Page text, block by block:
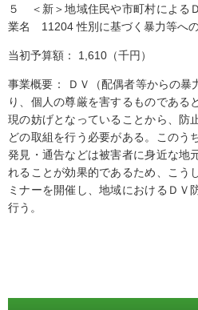
５ ＜新＞地域住民や市町村による
業名 11204 性別に基づく暴力等への
当初予算額： 1,610（千円）
事業概要： ＤＶ（配偶者等からの暴
り、個人の尊厳を害するものである
現の妨げとなっていることから、防
どの取組を行う必要がある。このう
発見・通告などは被害者に身近な地
れることが効果的であるため、こう
ミナーを開催し、地域におけるＤＶ
行う。